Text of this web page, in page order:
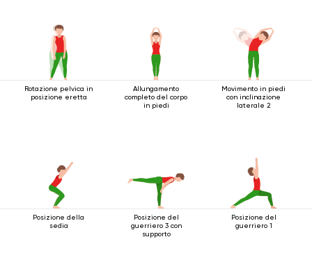
Rotazione pelvica in
posizione eretta
Allungamento
completo del corpo
in piedi
Movimento in piedi
con inclinazione
laterale 2
Posizione della
sedia
Posizione del
guerriero 3 con
supporto
Posizione del
guerriero 1